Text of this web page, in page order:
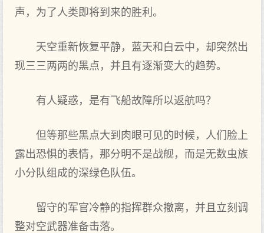
声，为了人类即将到来的胜利。
天空重新恢复平静，蓝天和白云中，却突然出
现三三两两的黑点，并且有逐渐变大的趋势。
有人疑惑，是有飞船故障所以返航吗？
但等那些黑点大到肉眼可见的时候，人们脸上
露出恐惧的表情，那分明不是战舰，而是无数虫族
小分队组成的深绿色队伍。
留守的军官冷静的指挥群众撤离，并且立刻调
整对空武器准备击落。